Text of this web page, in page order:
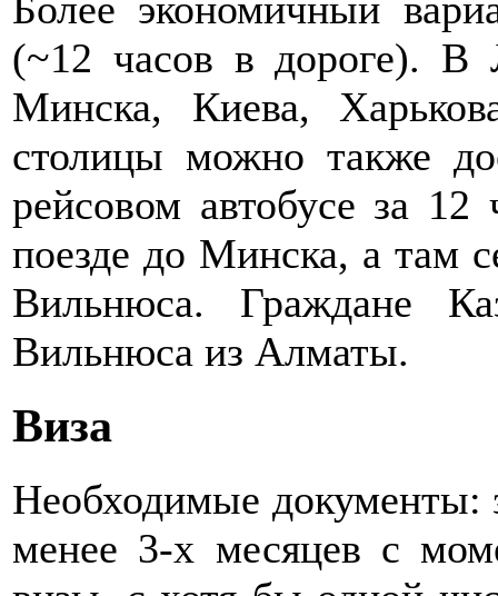
(~12 часов в дороге). В
Минска, Киева,
столицы можно также
рейсовом автобусе за
поезде до Минска, а там
Вильнюса. Граждане
Вильнюса из Алматы.
Виза
Необходимые документы:
менее 3-х месяцев с